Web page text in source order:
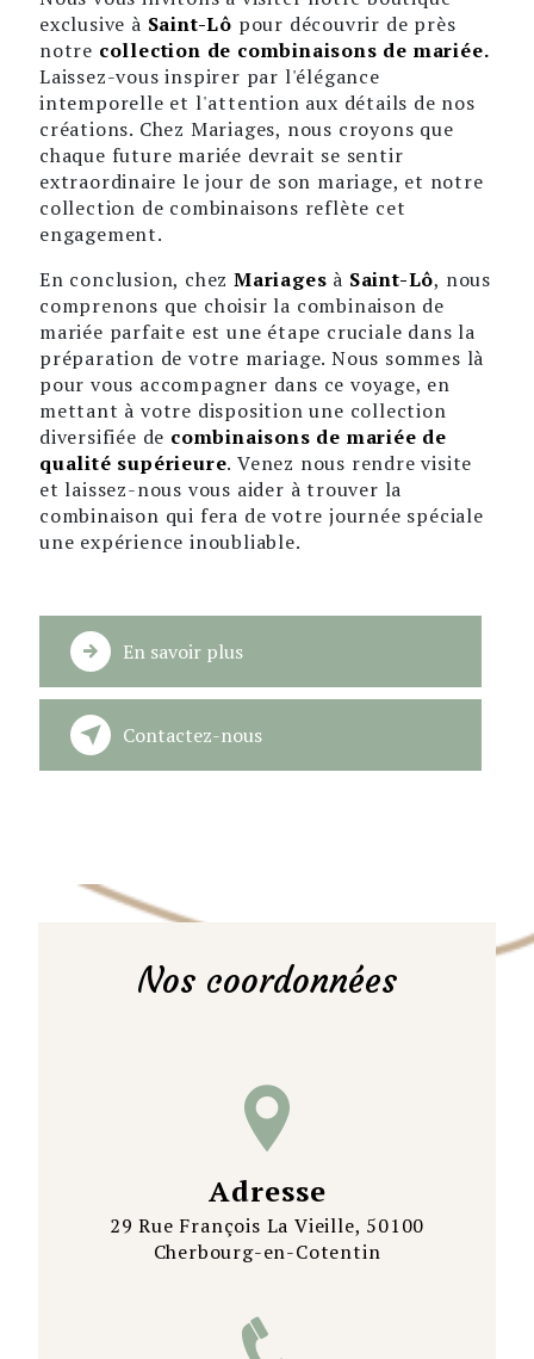
exclusive à Saint-Lô pour découvrir de près
notre collection de combinaisons de mariée.
Laissez-vous inspirer par l'élégance
intemporelle et l'attention aux détails de nos
créations. Chez Mariages, nous croyons que
chaque future mariée devrait se sentir
extraordinaire le jour de son mariage, et notre
collection de combinaisons reflète cet
engagement.
En conclusion, chez Mariages à Saint-Lô, nous
comprenons que choisir la combinaison de
mariée parfaite est une étape cruciale dans la
préparation de votre mariage. Nous sommes là
pour vous accompagner dans ce voyage, en
mettant à votre disposition une collection
diversifiée de combinaisons de mariée de
qualité supérieure. Venez nous rendre visite
et laissez-nous vous aider à trouver la
combinaison qui fera de votre journée spéciale
une expérience inoubliable.
En savoir plus
Contactez-nous
Nos coordonnées
Adresse
29 Rue François La Vieille, 50100
Cherbourg-en-Cotentin